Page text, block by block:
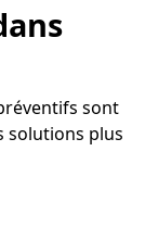
sont
solutions plus